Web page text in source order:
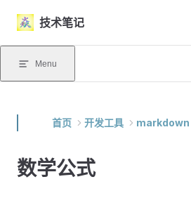
Skip to content
技术笔记
Menu
首页 开发工具 markdown
数学公式